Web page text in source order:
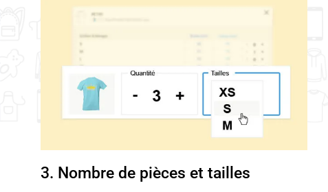
3. Nombre de pièces et tailles